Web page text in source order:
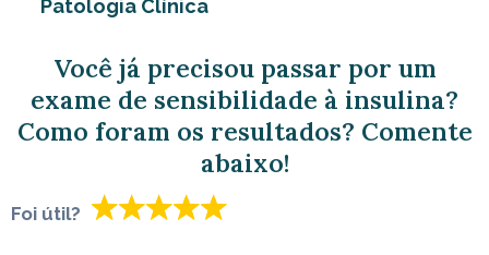
Patologia Clínica
Você já precisou passar por um
exame de sensibilidade à insulina?
Como foram os resultados? Comente
abaixo!
Foi útil?